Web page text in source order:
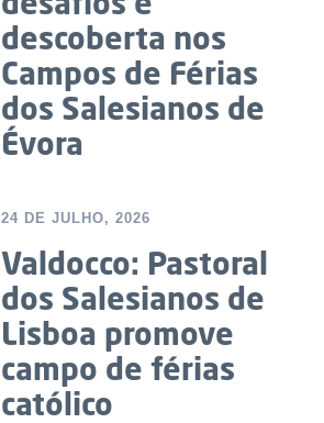
descoberta nos
Campos de Férias
dos Salesianos de
Évora
24 DE JULHO, 2026
Valdocco: Pastoral
dos Salesianos de
Lisboa promove
campo de férias
católico